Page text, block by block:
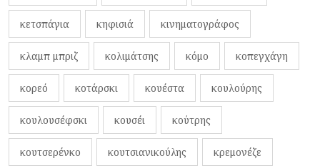
κετσπάγια κηφισιά κινηματογράφος
κλαμπ μπριζ κολιμάτσης κόμο κοπεγχάγη
κορεό κοτάρσκι κουέστα κουλούρης
κουλουσέφσκι κουσέι κούτρης
κουτσερένκο κουτσιανικούλης κρεμονέζε